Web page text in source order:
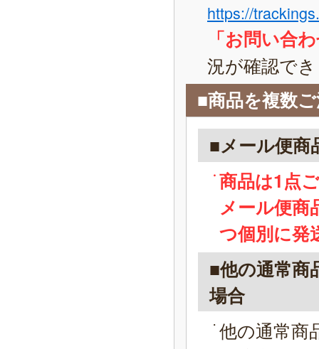
https://
「お問い合
況が確認で
■商品を複数
■メール便商
商品は1点
メール便商
つ個別に発
■他の通常商
場合
他の通常商